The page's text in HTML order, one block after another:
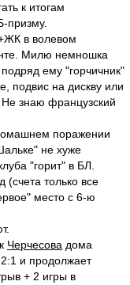
к итогам
призму.
в волевом
Милю немношка
ему "горчичник"
подвис на дискву или
знаю французский
поражении
не хуже
"горит" в БЛ.
(счета только все
место с 6-ю
Черчесова дома
и продолжает
+ 2 игры в